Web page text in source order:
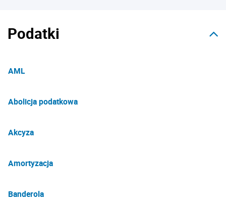
Podatki
AML
Abolicja podatkowa
Akcyza
Amortyzacja
Banderola